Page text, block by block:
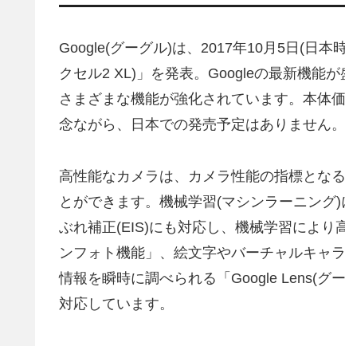
Google(グーグル)は、2017年10月5日(日本
クセル2 XL)」を発表。Googleの最新機能
さまざまな機能が強化されています。本体
念ながら、日本での発売予定はありません。
高性能なカメラは、カメラ性能の指標とな
とができます。機械学習(マシンラーニン
ぶれ補正(EIS)にも対応し、機械学習により
ンフォト機能」、絵文字やバーチャルキャ
情報を瞬時に調べられる「Google Lens(グ
対応しています。